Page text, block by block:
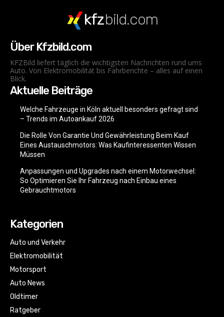
kfzbild.com
Über Kfzbild.com
KFZBild liefert täglich die wichtigsten Nachrichten rund ums
Auto. Von Elektromobilität bis Fahrberichte – alles auf einen
Blick.
Aktuelle Beiträge
Welche Fahrzeuge in Köln aktuell besonders gefragt sind
– Trends im Autoankauf 2026
Die Rolle Von Garantie Und Gewährleistung Beim Kauf
Eines Austauschmotors: Was Kaufinteressenten Wissen
Müssen
Anpassungen und Upgrades nach einem Motorwechsel:
So Optimieren Sie Ihr Fahrzeug nach Einbau eines
Gebrauchtmotors
Kategorien
Auto und Verkehr
Elektromobilität
Motorsport
Auto News
Oldtimer
Ratgeber